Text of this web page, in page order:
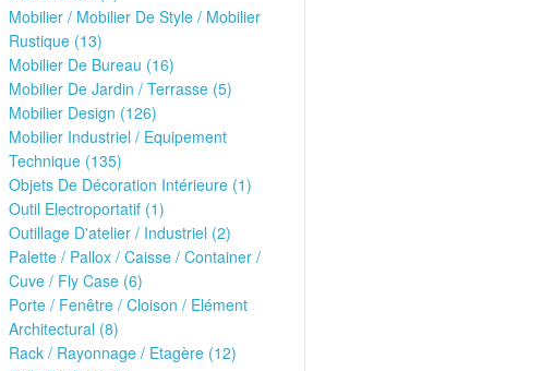
Mobilier / Mobilier De Style / Mobilier
Rustique (13)
Mobilier De Bureau (16)
Mobilier De Jardin / Terrasse (5)
Mobilier Design (126)
Mobilier Industriel / Equipement
Technique (135)
Objets De Décoration Intérieure (1)
Outil Electroportatif (1)
Outillage D'atelier / Industriel (2)
Palette / Pallox / Caisse / Container /
Cuve / Fly Case (6)
Porte / Fenêtre / Cloison / Elément
Architectural (8)
Rack / Rayonnage / Etagère (12)